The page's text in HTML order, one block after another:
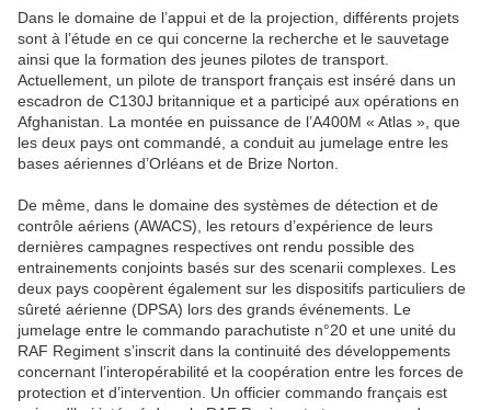
Dans le domaine de l’appui et de la projection, différents projets
sont à l’étude en ce qui concerne la recherche et le sauvetage
ainsi que la formation des jeunes pilotes de transport.
Actuellement, un pilote de transport français est inséré dans un
escadron de C130J britannique et a participé aux opérations en
Afghanistan. La montée en puissance de l’A400M « Atlas », que
les deux pays ont commandé, a conduit au jumelage entre les
bases aériennes d’Orléans et de Brize Norton.
De même, dans le domaine des systèmes de détection et de
contrôle aériens (AWACS), les retours d’expérience de leurs
dernières campagnes respectives ont rendu possible des
entrainements conjoints basés sur des scenarii complexes. Les
deux pays coopèrent également sur les dispositifs particuliers de
sûreté aérienne (DPSA) lors des grands événements. Le
jumelage entre le commando parachutiste n°20 et une unité du
RAF Regiment s’inscrit dans la continuité des développements
concernant l’interopérabilité et la coopération entre les forces de
protection et d’intervention. Un officier commando français est